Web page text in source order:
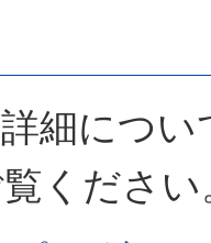
細につ
ください